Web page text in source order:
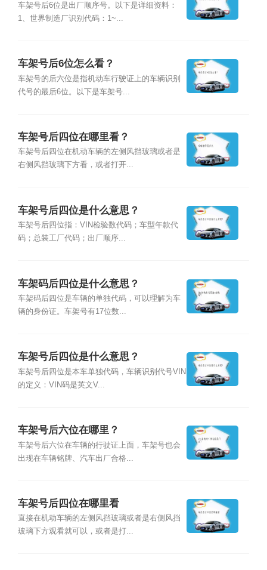
车架号后6位是出厂顺序号。以下是详细资料：
1、世界制造厂识别代码：1~...
车架号后6位怎么看？
车架号的后六位是指机动车行驶证上的车辆识别
代号的最后6位。以下是车架号...
车架号后四位在哪里看？
车架号后四位在机动车辆的左侧风挡玻璃或者是
右侧风挡玻璃下方看，或者打开...
车架号后四位是什么意思？
车架号后四位指：VIN检验数代码；车型年款代
码；总装工厂代码；出厂顺序...
车架码后四位是什么意思？
车架码后四位是车辆的单独代码，可以理解为车
辆的身份证。车架号有17位数...
车架号后四位是什么意思？
车架号后四位是本车单独代码，车辆识别代号VIN
的定义：VIN码是英文V...
车架号后六位在哪里？
车架号后六位在车辆的行驶证上面，车架号也会
出现在车辆铭牌、汽车出厂合格...
车架号后四位在哪里看
直接在机动车辆的左侧风挡玻璃或者是右侧风挡
玻璃下方观看就可以，或者是打...